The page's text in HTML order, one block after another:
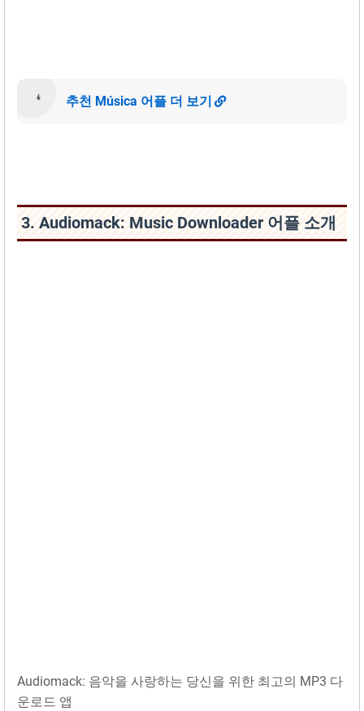
추천 Música 어플 더 보기
3. Audiomack: Music Downloader 어플 소개
Audiomack: 음악을 사랑하는 당신을 위한 최고의 MP3 다
운로드 앱